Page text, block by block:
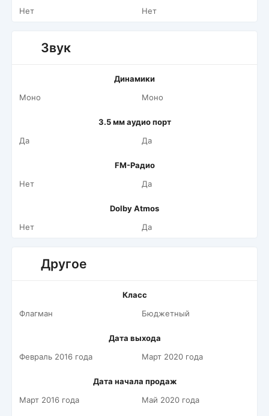
Нет
Нет
Звук
Динамики
Моно
Моно
3.5 мм аудио порт
Да
Да
FM-Радио
Нет
Да
Dolby Atmos
Нет
Да
Другое
Класс
Флагман
Бюджетный
Дата выхода
Февраль 2016 года
Март 2020 года
Дата начала продаж
Март 2016 года
Май 2020 года